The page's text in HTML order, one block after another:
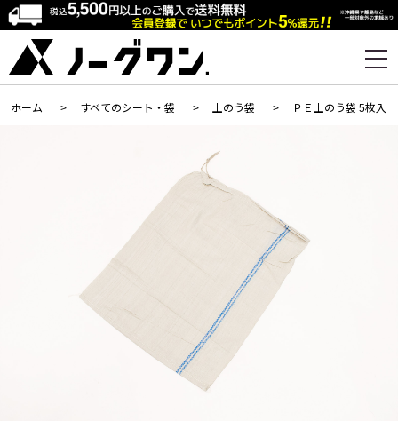
ホーム > すべてのシート・袋 > 土のう袋 > ＰＥ土のう袋 5枚入